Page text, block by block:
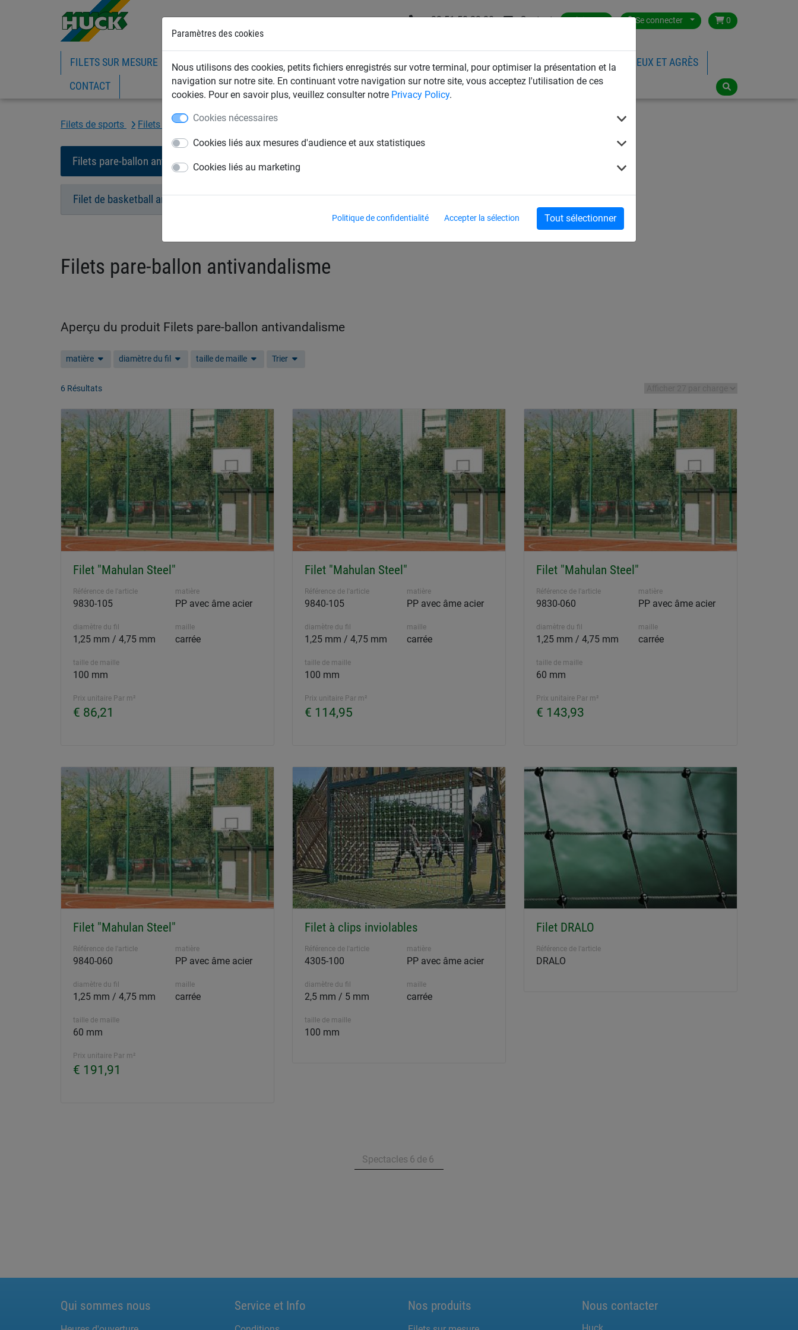
Paramètres des cookies
Nous utilisons des cookies, petits fichiers enregistrés sur votre terminal, pour optimiser la présentation et la
navigation sur notre site. En continuant votre navigation sur notre site, vous acceptez l'utilisation de ces
cookies. Pour en savoir plus, veuillez consulter notre Privacy Policy.
Cookies nécessaires
Cookies liés aux mesures d'audience et aux statistiques
Cookies liés au marketing
Politique de confidentialité Accepter la sélection Tout sélectionner
+32 51 58 23 20 Contact Belgium Se connecter 0
FILETS SUR MESURE FILETS DE BATIMENT FILETS D'INDUSTRIE FILETS DE MAISON & JARDIN FILETS DE SPORTS
JEUX ET AGRÈS
CONTACT
Filets de sports Filets antivandalisme Filets pare-ballon antivandalisme
Filets pare-ballon antivandalisme Filets de but antivandalisme
Filet de basketball antivandalisme
Filets pare-ballon antivandalisme
Aperçu du produit Filets pare-ballon antivandalisme
matière diamètre du fil taille de maille Trier
6 Résultats
Filet "Mahulan Steel"
Référence de l'article
9830-105
matière
PP avec âme acier
diamètre du fil
1,25 mm / 4,75 mm
maille
carrée
taille de maille
100 mm
Prix unitaire Par m²
€ 86,21
Filet "Mahulan Steel"
Référence de l'article
9840-105
matière
PP avec âme acier
diamètre du fil
1,25 mm / 4,75 mm
maille
carrée
taille de maille
100 mm
Prix unitaire Par m²
€ 114,95
Filet "Mahulan Steel"
Référence de l'article
9830-060
matière
PP avec âme acier
diamètre du fil
1,25 mm / 4,75 mm
maille
carrée
taille de maille
60 mm
Prix unitaire Par m²
€ 143,93
Filet "Mahulan Steel"
Référence de l'article
9840-060
matière
PP avec âme acier
diamètre du fil
1,25 mm / 4,75 mm
maille
carrée
taille de maille
60 mm
Prix unitaire Par m²
€ 191,91
Filet à clips inviolables
Référence de l'article
4305-100
matière
PP avec âme acier
diamètre du fil
2,5 mm / 5 mm
maille
carrée
taille de maille
100 mm
Filet DRALO
Référence de l'article
DRALO
Spectacles 6 de 6
Qui sommes nous Service et Info Nos produits Nous contacter